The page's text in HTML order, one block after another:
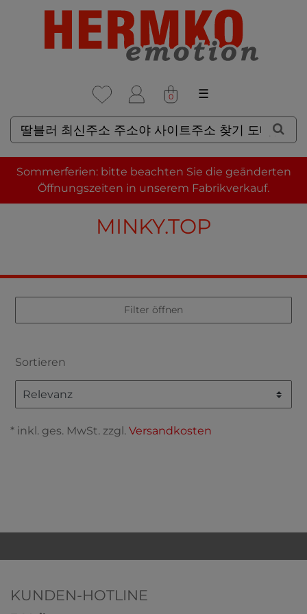
0 ☰
Sommerferien: bitte beachten Sie die geänderten
Öffnungszeiten in unserem Fabrikverkauf.
SUCHERGEBNISSE FÜR: 딸
블러 최신주소 주소야 사이트주
소 찾기 도메인 주소 링크 찾기
MINKY.TOP
Filter öffnen
Sortieren
* inkl. ges. MwSt. zzgl. Versandkosten
KUNDEN-HOTLINE